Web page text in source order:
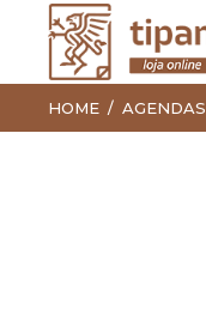
HOME AGENDAS